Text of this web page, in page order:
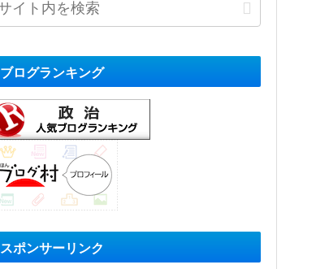
ブログランキング
スポンサーリンク